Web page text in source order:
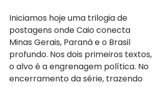
Iniciamos hoje uma trilogia de
postagens onde Caio conecta
Minas Gerais, Paraná e o Brasil
profundo. Nos dois primeiros textos,
o alvo é a engrenagem política. No
encerramento da série, trazendo